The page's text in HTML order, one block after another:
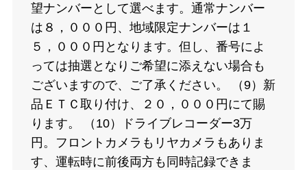
望ナンバーとして選べます。通常ナンバー
は８，０００円、地域限定ナンバーは１
５，０００円となります。但し、番号によ
っては抽選となりご希望に添えない場合も
ございますので、ご了承ください。 （9）新
品ＥＴＣ取り付け、２０，０００円にて賜
ります。 （10）ドライブレコーダー3万
円。フロントカメラもリヤカメラもありま
す、運転時に前後両方も同時記録できま